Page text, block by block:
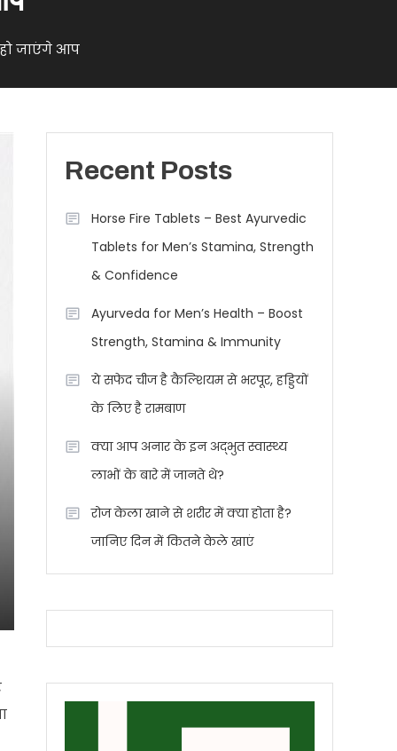
जाएंगे आप
Recent Posts
Horse Fire Tablets – Best Ayurvedic
Tablets for Men’s Stamina, Strength
& Confidence
Ayurveda for Men’s Health – Boost
Strength, Stamina & Immunity
ये सफेद चीज है कैल्शियम से भरपूर, हड्डियों
के लिए है रामबाण
क्या आप अनार के इन अद्भुत स्वास्थ्य
लाभों के बारे में जानते थे?
रोज केला खाने से शरीर में क्या होता है?
जानिए दिन में कितने केले खाएं